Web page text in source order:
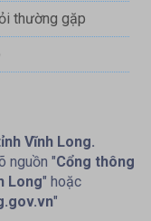
thường gặp
Vĩnh Long.
nguồn "Cổng thông
Long" hoặc
"